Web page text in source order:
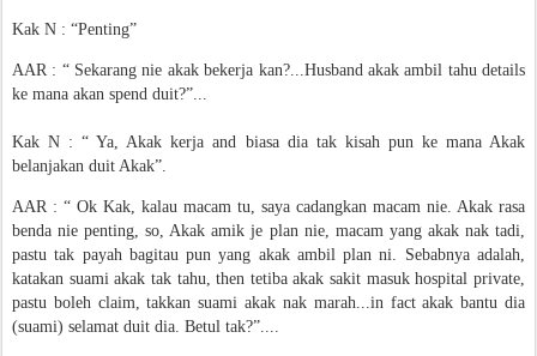
Kak N : “Penting”
AAR : “ Sekarang nie akak bekerja kan?...Husband akak ambil tahu details
ke mana akan spend duit?”...
Kak N : “ Ya, Akak kerja and biasa dia tak kisah pun ke mana Akak
belanjakan duit Akak”.
AAR : “ Ok Kak, kalau macam tu, saya cadangkan macam nie. Akak rasa
benda nie penting, so, Akak amik je plan nie, macam yang akak nak tadi,
pastu tak payah bagitau pun yang akak ambil plan ni. Sebabnya adalah,
katakan suami akak tak tahu, then tetiba akak sakit masuk hospital private,
pastu boleh claim, takkan suami akak nak marah...in fact akak bantu dia
(suami) selamat duit dia. Betul tak?”....